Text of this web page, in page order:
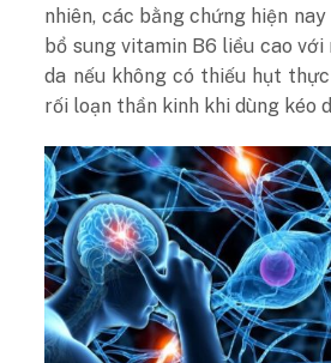
nhiên, các bằng chứng hiện
bổ sung vitamin B6 liều cao
da nếu không có thiếu hụt
rối loạn thần kinh khi dùng kéo